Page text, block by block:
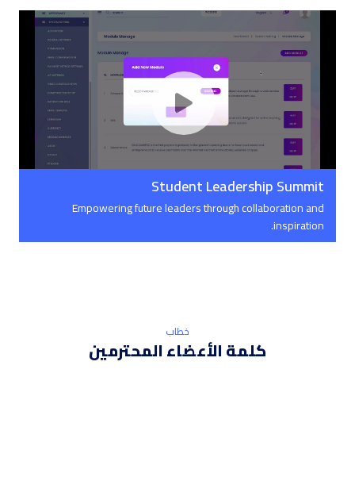
Student Leadership Summit
Empowering future leaders through collaboration and
inspiration.
خطاب
كلمة الأعضاء المحترمين